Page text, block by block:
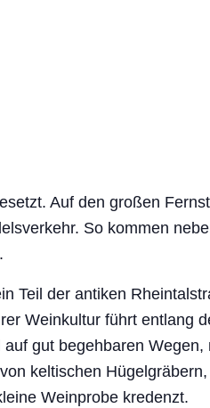
Auf den großen
So kommen
Teil der antiken
Weinkultur führt entlang
gut begehbaren Wegen,
keltischen
Weinprobe kredenzt.